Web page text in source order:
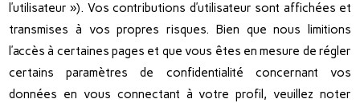
l’utilisateur »). Vos contributions d’utilisateur sont affichées et
transmises à vos propres risques. Bien que nous limitions
l’accès à certaines pages et que vous êtes en mesure de régler
certains paramètres de confidentialité concernant vos
données en vous connectant à votre profil, veuillez noter